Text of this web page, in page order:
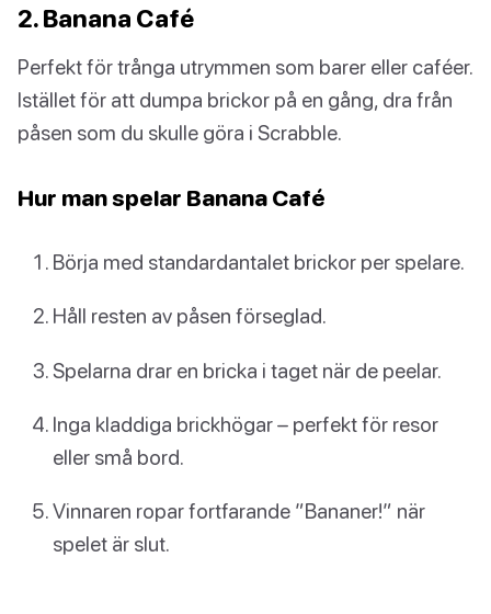
2. Banana Café
Perfekt för trånga utrymmen som barer eller caféer.
Istället för att dumpa brickor på en gång, dra från
påsen som du skulle göra i Scrabble.
Hur man spelar Banana Café
Börja med standardantalet brickor per spelare.
Håll resten av påsen förseglad.
Spelarna drar en bricka i taget när de peelar.
Inga kladdiga brickhögar – perfekt för resor
eller små bord.
Vinnaren ropar fortfarande ”Bananer!” när
spelet är slut.